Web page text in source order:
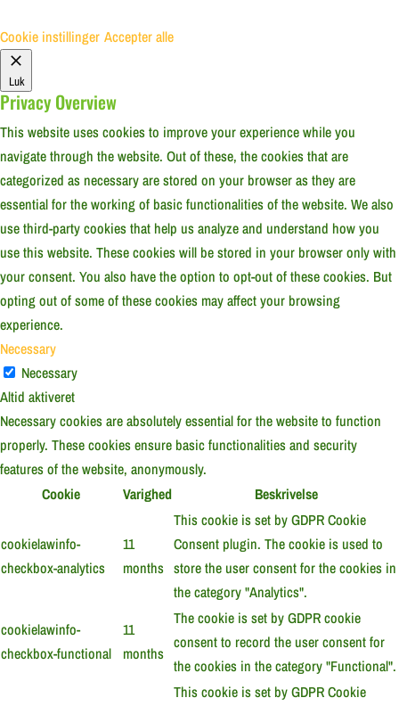
Cookie instillinger Accepter alle
Luk
Privacy Overview
This website uses cookies to improve your experience while you
navigate through the website. Out of these, the cookies that are
categorized as necessary are stored on your browser as they are
essential for the working of basic functionalities of the website. We also
use third-party cookies that help us analyze and understand how you
use this website. These cookies will be stored in your browser only with
your consent. You also have the option to opt-out of these cookies. But
opting out of some of these cookies may affect your browsing
experience.
Necessary
Necessary
Altid aktiveret
Necessary cookies are absolutely essential for the website to function
properly. These cookies ensure basic functionalities and security
features of the website, anonymously.
Cookie
Varighed Beskrivelse
cookielawinfo-
checkbox-analytics
11
months
This cookie is set by GDPR Cookie
Consent plugin. The cookie is used to
store the user consent for the cookies in
the category "Analytics".
cookielawinfo-
checkbox-functional
11
months
The cookie is set by GDPR cookie
consent to record the user consent for
the cookies in the category "Functional".
This cookie is set by GDPR Cookie